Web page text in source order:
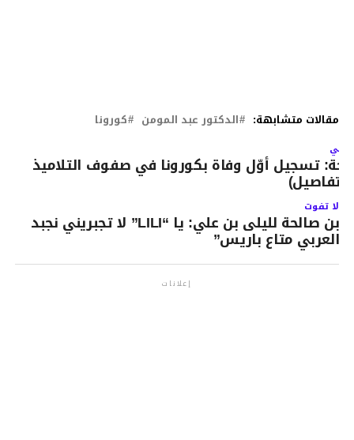
مقالات متشابهة: الدكتور عبد المومن كورونا
تسجيل أوّل وفاة بكورونا في صفوف التلاميذ
لا تفوت
بن صالحة لليلى بن علي: يا “LILI” لا تجبريني نجبد
العربي متاع باريس”
إعلانات